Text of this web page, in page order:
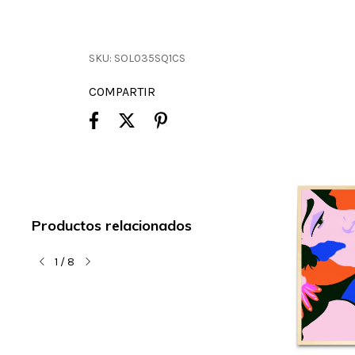
SKU: SOL035SQ1CS
COMPARTIR
Productos relacionados
1 /8